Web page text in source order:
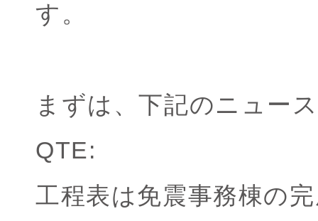
す。
まずは、下記のニュー
QTE:
工程表は免震事務棟の